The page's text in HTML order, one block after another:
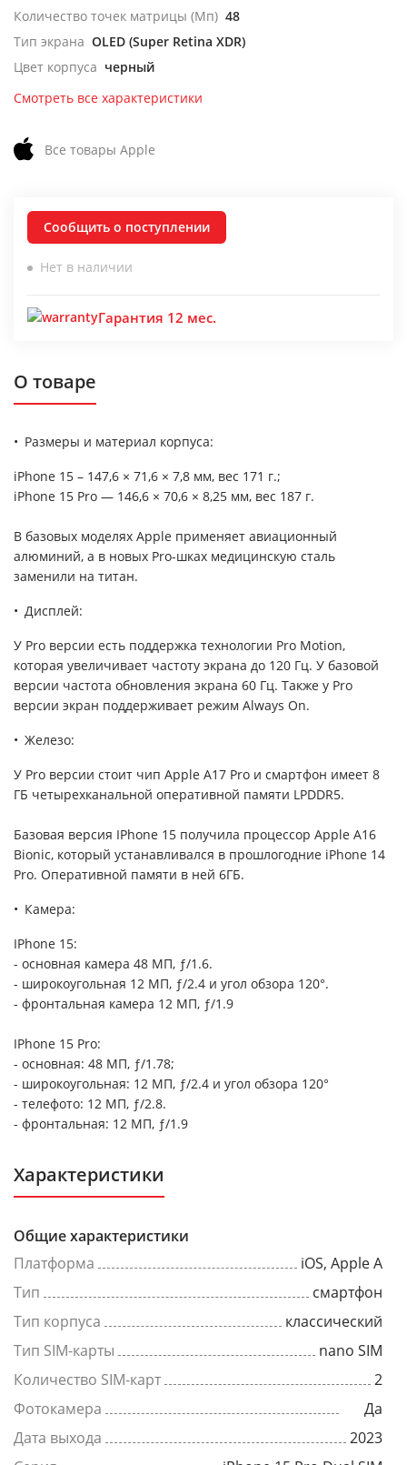
Количество точек матрицы (Мп) 48
Тип экрана OLED (Super Retina XDR)
Цвет корпуса черный
Смотреть все характеристики
Все товары Apple
Сообщить о поступлении
Нет в наличии
Гарантия 12 мес.
О товаре
Размеры и материал корпуса:
iPhone 15 – 147,6 × 71,6 × 7,8 мм, вес 171 г.;
iPhone 15 Pro — 146,6 × 70,6 × 8,25 мм, вес 187 г.
В базовых моделях Apple применяет авиационный
алюминий, а в новых Pro-шках медицинскую сталь
заменили на титан.
Дисплей:
У Pro версии есть поддержка технологии Pro Motion,
которая увеличивает частоту экрана до 120 Гц. У базовой
версии частота обновления экрана 60 Гц. Также у Pro
версии экран поддерживает режим Always On.
Железо:
У Pro версии стоит чип Apple A17 Pro и смартфон имеет 8
ГБ четырехканальной оперативной памяти LPDDR5.
Базовая версия IPhone 15 получила процессор Apple A16
Bionic, который устанавливался в прошлогодние iPhone 14
Pro. Оперативной памяти в ней 6ГБ.
Камера:
IPhone 15:
- основная камера 48 МП, ƒ/1.6.
- широкоугольная 12 МП, ƒ/2.4 и угол обзора 120°.
- фронтальная камера 12 МП, ƒ/1.9
IPhone 15 Pro:
- основная: 48 МП, ƒ/1.78;
- широкоугольная: 12 МП, ƒ/2.4 и угол обзора 120°
- телефото: 12 МП, ƒ/2.8.
- фронтальная: 12 МП, ƒ/1.9
Характеристики
Общие характеристики
Платформа
iOS, Apple A
Тип
смартфон
Тип корпуса
классический
Тип SIM-карты
nano SIM
Количество SIM-карт
2
Фотокамера
Да
Дата выхода
2023